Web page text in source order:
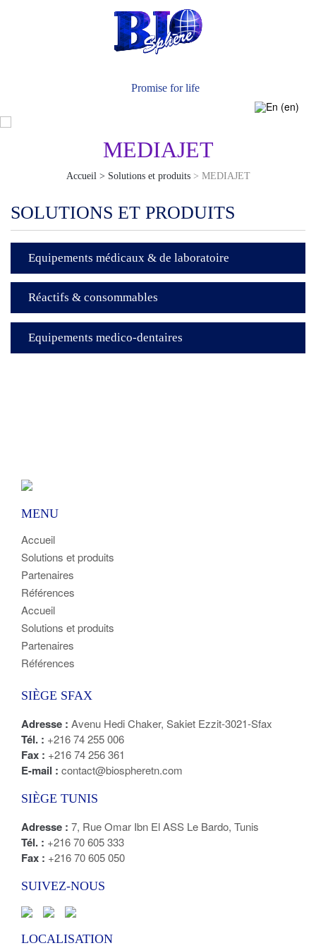
Promise for life
MEDIAJET
Accueil > Solutions et produits > MEDIAJET
SOLUTIONS ET PRODUITS
Equipements médicaux & de laboratoire
Réactifs & consommables
Equipements medico-dentaires
MENU
Accueil
Solutions et produits
Partenaires
Références
Accueil
Solutions et produits
Partenaires
Références
SIÈGE SFAX
Adresse : Avenu Hedi Chaker, Sakiet Ezzit-3021-Sfax
Tél. : +216 74 255 006
Fax : +216 74 256 361
E-mail : contact@biospheretn.com
SIÈGE TUNIS
Adresse : 7, Rue Omar Ibn El ASS Le Bardo, Tunis
Tél. : +216 70 605 333
Fax : +216 70 605 050
SUIVEZ-NOUS
LOCALISATION